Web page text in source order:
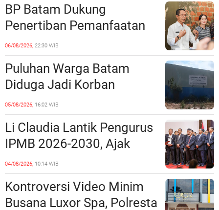
BP Batam Dukung
Penertiban Pemanfaatan
Ruang Laut Sesuai
Ketentuan Peraturan
Perundang-undangan
06/08/2026, 22:30 WIB
Puluhan Warga Batam
Diduga Jadi Korban
Penipuan Kavling Hingga
Miliaran Rupiah, Laporan ke
Polda Kepri Jalan di
Tempat?
05/08/2026, 16:02 WIB
Li Claudia Lantik Pengurus
IPMB 2026-2030, Ajak
Perkuat Kerukunan dan
Sinergi dengan Pemko
Batam
04/08/2026, 10:14 WIB
Kontroversi Video Minim
Busana Luxor Spa, Polresta